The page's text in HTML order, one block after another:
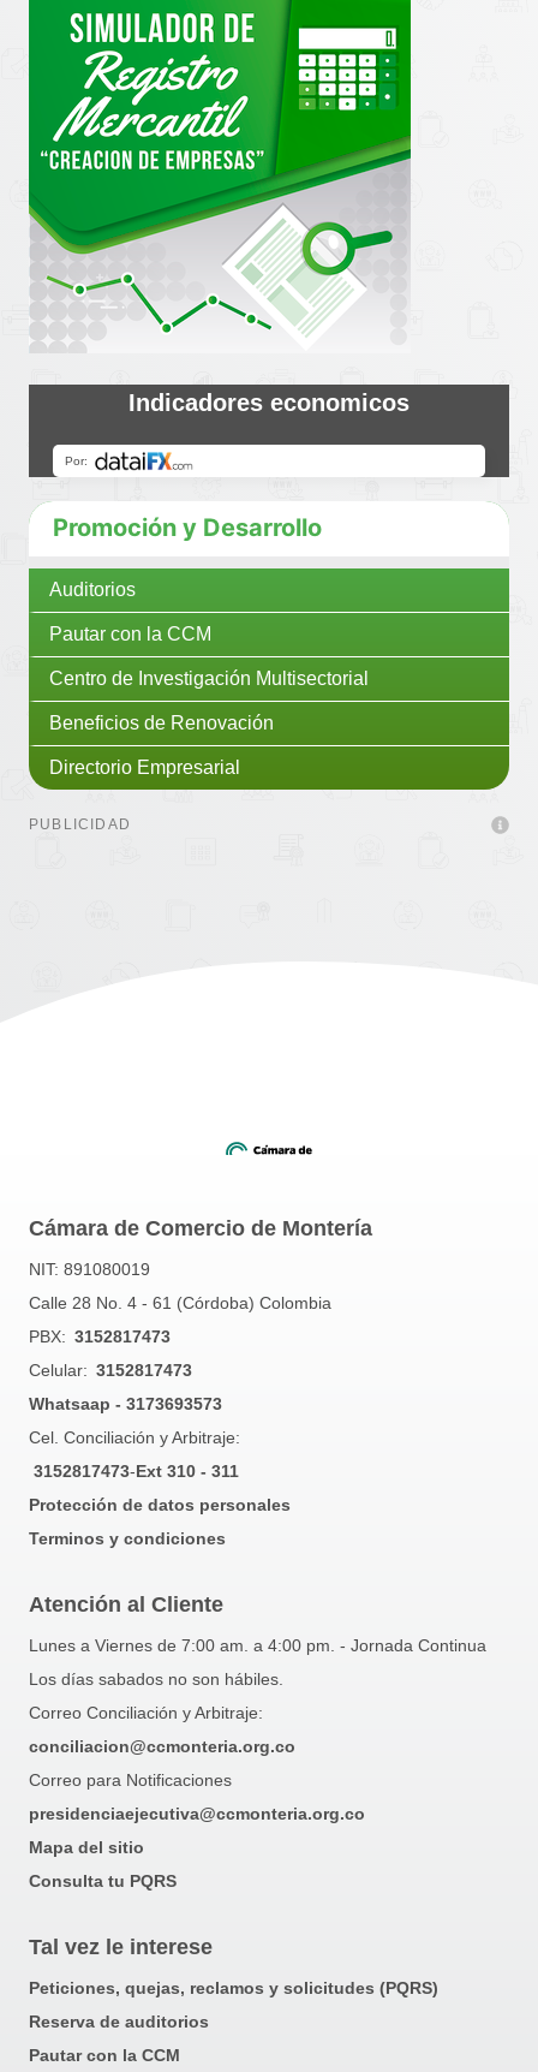
Indicadores economicos
Promoción y Desarrollo
Auditorios
Pautar con la CCM
Centro de Investigación Multisectorial
Beneficios de Renovación
Directorio Empresarial
PUBLICIDAD
Cámara de Comercio de Montería
NIT: 891080019
Calle 28 No. 4 - 61 (Córdoba) Colombia
PBX: 3152817473
Celular: 3152817473
Whatsaap - 3173693573
Cel. Conciliación y Arbitraje:
3152817473-Ext 310 - 311
Protección de datos personales
Terminos y condiciones
Atención al Cliente
Lunes a Viernes de 7:00 am. a 4:00 pm. - Jornada Continua
Los días sabados no son hábiles.
Correo Conciliación y Arbitraje:
conciliacion@ccmonteria.org.co
Correo para Notificaciones
presidenciaejecutiva@ccmonteria.org.co
Mapa del sitio
Consulta tu PQRS
Tal vez le interese
Peticiones, quejas, reclamos y solicitudes (PQRS)
Reserva de auditorios
Pautar con la CCM